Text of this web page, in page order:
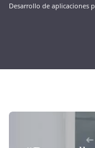
Desarrollo de aplicaciones